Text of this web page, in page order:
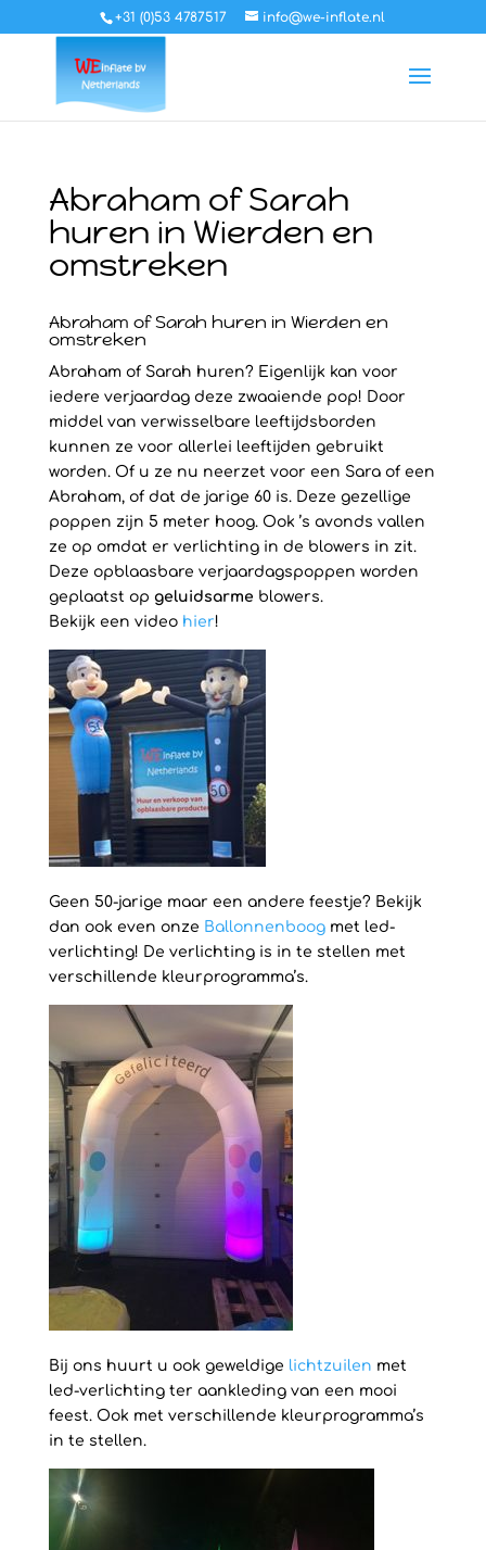
+31 (0)53 4787517 info@we-inflate.nl
Abraham of Sarah
huren in Wierden en
omstreken
Abraham of Sarah huren in Wierden en
omstreken
Abraham of Sarah huren? Eigenlijk kan voor
iedere verjaardag deze zwaaiende pop! Door
middel van verwisselbare leeftijdsborden
kunnen ze voor allerlei leeftijden gebruikt
worden. Of u ze nu neerzet voor een Sara of een
Abraham, of dat de jarige 60 is. Deze gezellige
poppen zijn 5 meter hoog. Ook ’s avonds vallen
ze op omdat er verlichting in de blowers in zit.
Deze opblaasbare verjaardagspoppen worden
geplaatst op geluidsarme blowers.
Bekijk een video hier!
Geen 50-jarige maar een andere feestje? Bekijk
dan ook even onze Ballonnenboogmet led-
verlichting! De verlichting is in te stellen met
verschillende kleurprogramma’s.
Bij ons huurt u ook geweldige lichtzuilen met
led-verlichting ter aankleding van een mooi
feest. Ook met verschillende kleurprogramma’s
in te stellen.